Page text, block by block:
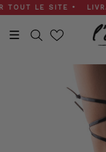
Skip
to
content
LE SITE •
Recherche